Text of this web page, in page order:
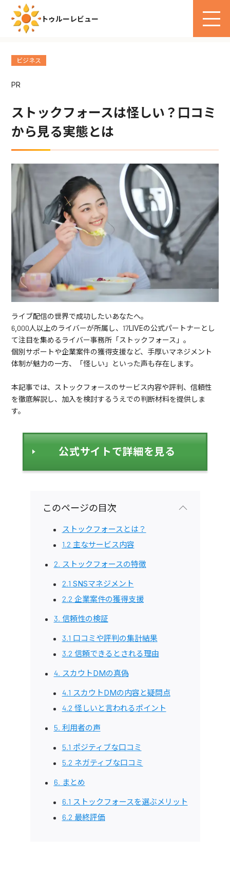
トゥルーレビュー
ビジネス
PR
ストックフォースは怪しい？口コミ
から見る実態とは
ライブ配信の世界で成功したいあなたへ。
6,000人以上のライバーが所属し、17LIVEの公式パートナーとし
て注目を集めるライバー事務所「ストックフォース」。
個別サポートや企業案件の獲得支援など、手厚いマネジメント
体制が魅力の一方、「怪しい」といった声も存在します。
本記事では、ストックフォースのサービス内容や評判、信頼性
を徹底解説し、加入を検討するうえでの判断材料を提供しま
す。
公式サイトで詳細を見る
このページの目次
ストックフォースとは？
1.2 主なサービス内容
2. ストックフォースの特徴
2.1 SNSマネジメント
2.2 企業案件の獲得支援
3. 信頼性の検証
3.1 口コミや評判の集計結果
3.2 信頼できるとされる理由
4. スカウトDMの真偽
4.1 スカウトDMの内容と疑問点
4.2 怪しいと言われるポイント
5. 利用者の声
5.1 ポジティブな口コミ
5.2 ネガティブな口コミ
6. まとめ
6.1 ストックフォースを選ぶメリット
6.2 最終評価